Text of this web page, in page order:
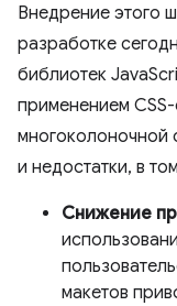
Внедрение этого
разработке
библиотек
применением
многоколоночной
и недостатки, в
Снижение
макетов